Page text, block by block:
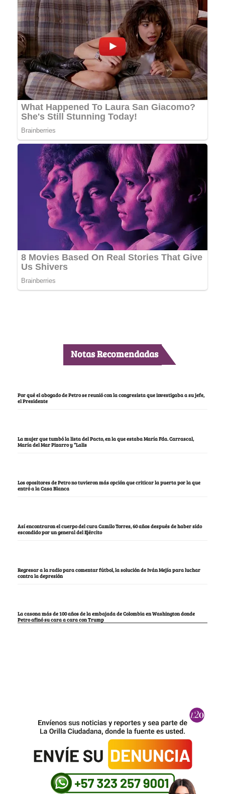
Notas Recomendadas
Por qué el abogado de Petro se reunió con la congresista que investigaba a su jefe,
el Presidente
La mujer que tumbó la lista del Pacto, en la que estaba María Fda. Carrascal,
María del Mar Pizarro y “Lalis
Los opositores de Petro no tuvieron más opción que criticar la puerta por la que
entró a la Casa Blanca
Así encontraron el cuerpo del cura Camilo Torres, 60 años después de haber sido
escondido por un general del Ejército
Regresar a la radio para comentar fútbol, la solución de Iván Mejía para luchar
contra la depresión
La casona más de 100 años de la embajada de Colombia en Washington donde
Petro afinó su cara a cara con Trump